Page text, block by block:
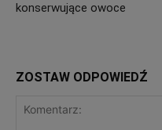
konserwujące owoce
ZOSTAW ODPOWIEDŹ